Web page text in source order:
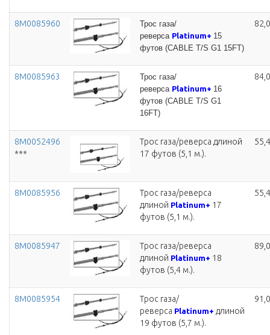
8M0085960
Трос газа/
реверса Platinum+ 15
футов (CABLE T/S G1 15FT)
8M0085963
Трос газа/
реверса Platinum+ 16
футов (CABLE T/S G1
16FT)
8M0052496
***
Трос газа/реверса длиной
17 футов (5,1 м.).
8M0085956
Трос газа/реверса
длиной Platinum+ 17
футов (5,1 м.).
8M0085947
Трос газа/реверса
длиной Platinum+ 18
футов (5,4 м.).
8M0085954
Трос газа/
реверса Platinum+ длиной
19 футов (5,7 м.).